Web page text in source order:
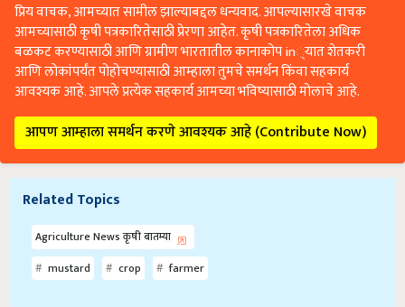
प्रिय वाचक, आमच्यात सामील झाल्याबद्दल धन्यवाद. आपल्यासारखे वाचक
आमच्यासाठी कृषी पत्रकारितेसाठी प्रेरणा आहेत. कृषी पत्रकारितेला अधिक
बळकट करण्यासाठी आणि ग्रामीण भारतातील कानाकोप in्यात शेतकरी
आणि लोकांपर्यंत पोहोचण्यासाठी आम्हाला तुमचे समर्थन किंवा सहकार्य
आवश्यक आहे. आपले प्रत्येक सहकार्य आमच्या भविष्यासाठी मोलाचे आहे.
आपण आम्हाला समर्थन करणे आवश्यक आहे (Contribute Now)
Related Topics
Agriculture News कृषी बातम्या
mustard
crop farmer